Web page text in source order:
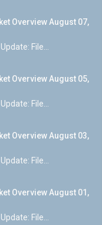
Overview August 07,
File...
Overview August 05,
File...
Overview August 03,
File...
Overview August 01,
File...